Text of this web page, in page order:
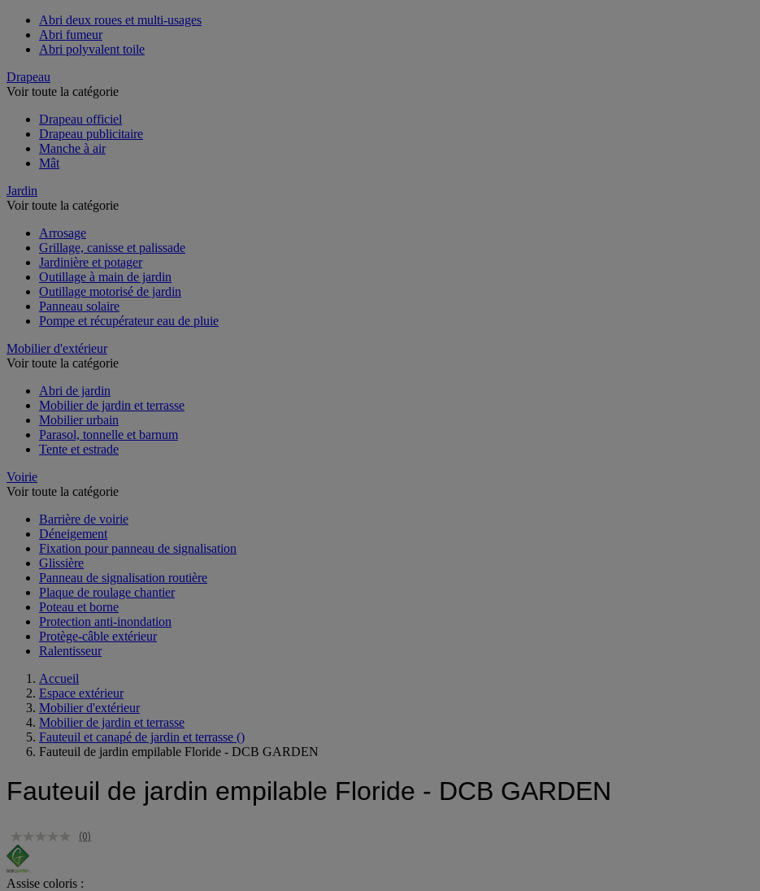
Abri deux roues et multi-usages
Abri fumeur
Abri polyvalent toile
Drapeau
Voir toute la catégorie
Drapeau officiel
Drapeau publicitaire
Manche à air
Mât
Jardin
Voir toute la catégorie
Arrosage
Grillage, canisse et palissade
Jardinière et potager
Outillage à main de jardin
Outillage motorisé de jardin
Panneau solaire
Pompe et récupérateur eau de pluie
Mobilier d'extérieur
Voir toute la catégorie
Abri de jardin
Mobilier de jardin et terrasse
Mobilier urbain
Parasol, tonnelle et barnum
Tente et estrade
Voirie
Voir toute la catégorie
Barrière de voirie
Déneigement
Fixation pour panneau de signalisation
Glissière
Panneau de signalisation routière
Plaque de roulage chantier
Poteau et borne
Protection anti-inondation
Protège-câble extérieur
Ralentisseur
Accueil
Espace extérieur
Mobilier d'extérieur
Mobilier de jardin et terrasse
Fauteuil et canapé de jardin et terrasse ()
Fauteuil de jardin empilable Floride - DCB GARDEN
Fauteuil de jardin empilable Floride - DCB GARDEN
(0)
Assise coloris :